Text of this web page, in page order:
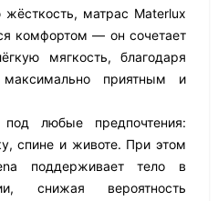
матрас Materlux
комфортом — он сочетает
мягкость, благодаря
приятным и
под любые предпочтения:
спине и животе. При этом
поддерживает тело в
снижая вероятность